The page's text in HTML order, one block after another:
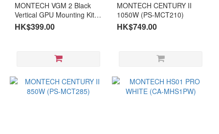
MONTECH VGM 2 Black
Vertical GPU Mounting Kit
(CI-MVGM2B)
HK$399.00
MONTECH CENTURY II
1050W (PS-MCT210)
HK$749.00